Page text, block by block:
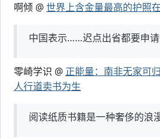
啊倾 @世界上含金量最高的护照
中国表示……迟点出省都要申
零崎学识 @ 正能量：南非无家可
人行道卖书为生
阅读纸质书籍是一种奢侈的浪漫